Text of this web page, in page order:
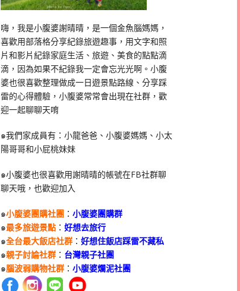
嗨，我是小腹婆謝晴晴，是一個金魚腦媽媽，
喜歡用部落格分享紀錄旅遊趣事，用文字和照
片和影片紀錄家庭生活、旅遊、美食的點點滴
滴，因為如果不紀錄我一定會忘光光啊。小腹
婆也很喜歡整理做成一日遊景點路線、分享踩
雷的心得體驗，小腹婆常常會出現在社群，歡
迎一起聊聊天唷
๑我們家成員有：小龍爸爸、小腹婆媽媽、小太
陽哥哥和小屁桃妹妹
๑小腹婆也很喜歡用謝晴晴的帳號在FB社群聊
聊天哦，也歡迎加入
๑小腹婆團購社團 ：小腹婆團購群
๑最多旅遊景點 ：好想去旅行
๑全台最大飯店社群 ：好想住飯店踩雷不藏私
๑親子討論社群 ： 台灣親子社團
๑腦波弱購物社群 ：小腹婆爛泥社團